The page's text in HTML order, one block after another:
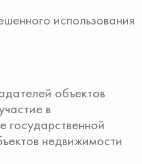
использования
объектов
в
государственной
недвижимости